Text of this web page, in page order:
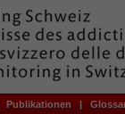
Publikationen |